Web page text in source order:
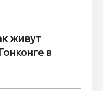
живут
в